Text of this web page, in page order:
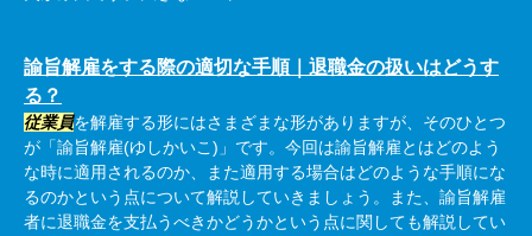
諭旨解雇をする際の適切な手順｜退職金の扱いはどうす
る？
従業員を解雇する形にはさまざまな形がありますが、そのひとつ
が「諭旨解雇(ゆしかいこ)」です。今回は諭旨解雇とはどのよう
な時に適用されるのか、また適用する場合はどのような手順にな
るのかという点について解説していきましょう。また、諭旨解雇
者に退職金を支払うべきかどうかという点に関しても解説してい